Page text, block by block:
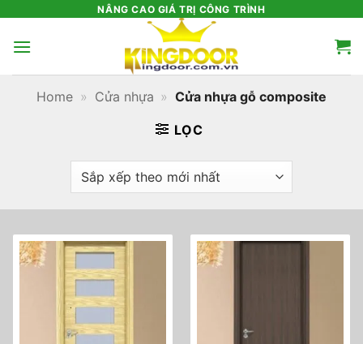
nội
NÂNG CAO GIÁ TRỊ CÔNG TRÌNH
Home » Cửa nhựa » Cửa nhựa gỗ composite
LỌC